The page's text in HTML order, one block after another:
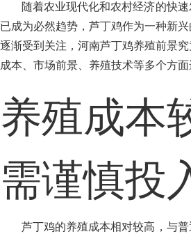
随着农业现代化和农村经济的快
已成为必然趋势，芦丁鸡作为一种新
逐渐受到关注，河南芦丁鸡养殖前景
成本、市场前景、养殖技术等多个方面
养殖成本
需谨慎投
芦丁鸡的养殖成本相对较高，与